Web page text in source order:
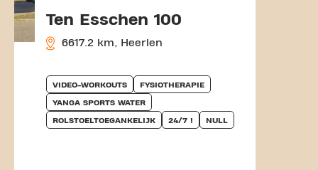
Ten Esschen 100
6617.2 km, Heerlen
VIDEO-WORKOUTS FYSIOTHERAPIE
YANGA SPORTS WATER
ROLSTOELTOEGANKELIJK 24/7 ! NULL